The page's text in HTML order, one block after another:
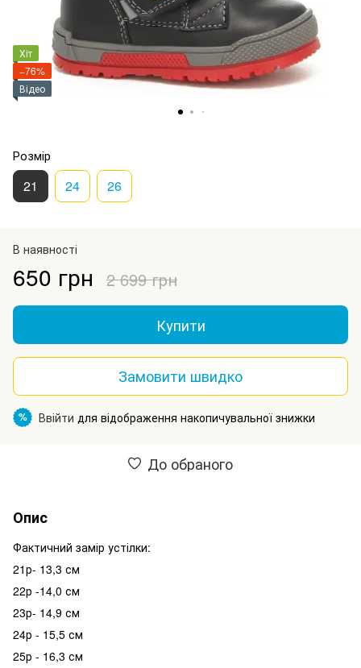
Хіт
−76%
Відео
Розмір
21 24 26
В наявності
650 грн 2 699 грн
Купити
Замовити швидко
% Ввійти для відображення накопичувальної знижки
До обраного
Опис
Фактичний замір устілки:
21р- 13,3 см
22р -14,0 см
23р- 14,9 см
24р - 15,5 см
25р - 16,3 см